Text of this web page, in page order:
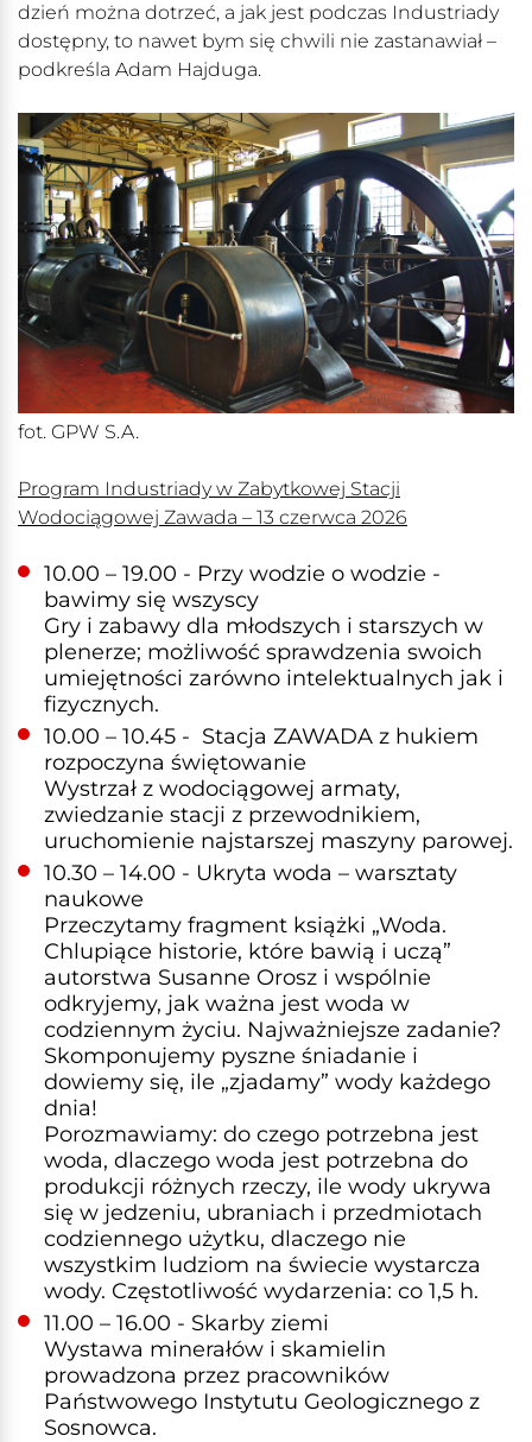
dzień można dotrzeć, a jak jest podczas Industriady
dostępny, to nawet bym się chwili nie zastanawiał –
podkreśla Adam Hajduga.
fot. GPW S.A.
Program Industriady w Zabytkowej Stacji
Wodociągowej Zawada – 13 czerwca 2026
10.00 – 19.00 - Przy wodzie o wodzie -
bawimy się wszyscy
Gry i zabawy dla młodszych i starszych w
plenerze; możliwość sprawdzenia swoich
umiejętności zarówno intelektualnych jak i
fizycznych.
10.00 – 10.45 - Stacja ZAWADA z hukiem
rozpoczyna świętowanie
Wystrzał z wodociągowej armaty,
zwiedzanie stacji z przewodnikiem,
uruchomienie najstarszej maszyny parowej.
10.30 – 14.00 - Ukryta woda – warsztaty
naukowe
Przeczytamy fragment książki „Woda.
Chlupiące historie, które bawią i uczą”
autorstwa Susanne Orosz i wspólnie
odkryjemy, jak ważna jest woda w
codziennym życiu. Najważniejsze zadanie?
Skomponujemy pyszne śniadanie i
dowiemy się, ile „zjadamy” wody każdego
dnia!
Porozmawiamy: do czego potrzebna jest
woda, dlaczego woda jest potrzebna do
produkcji różnych rzeczy, ile wody ukrywa
się w jedzeniu, ubraniach i przedmiotach
codziennego użytku, dlaczego nie
wszystkim ludziom na świecie wystarcza
wody. Częstotliwość wydarzenia: co 1,5 h.
11.00 – 16.00 - Skarby ziemi
Wystawa minerałów i skamielin
prowadzona przez pracowników
Państwowego Instytutu Geologicznego z
Sosnowca.